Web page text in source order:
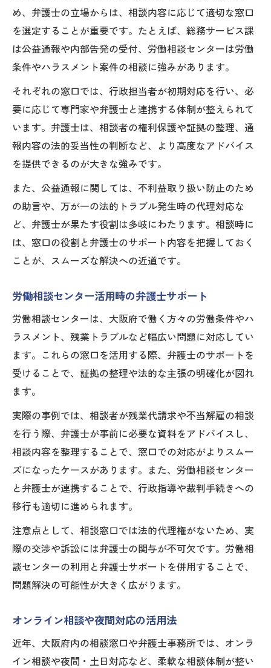
め、弁護士の立場からは、相談内容に応じて適切な窓口
を選定することが重要です。たとえば、総務サービス課
は公益通報や内部告発の受付、労働相談センターは労働
条件やハラスメント案件の相談に強みがあります。
それぞれの窓口では、行政担当者が初期対応を行い、必
要に応じて専門家や弁護士と連携する体制が整えられて
います。弁護士は、相談者の権利保護や証拠の整理、通
報内容の法的妥当性の判断など、より高度なアドバイス
を提供できるのが大きな強みです。
また、公益通報に関しては、不利益取り扱い防止のため
の助言や、万が一の法的トラブル発生時の代理対応な
ど、弁護士が果たす役割は多岐にわたります。相談時に
は、窓口の役割と弁護士のサポート内容を把握しておく
ことが、スムーズな解決への近道です。
労働相談センター活用時の弁護士サポート
労働相談センターは、大阪府で働く方々の労働条件やハ
ラスメント、残業トラブルなど幅広い問題に対応してい
ます。これらの窓口を活用する際、弁護士のサポートを
受けることで、証拠の整理や法的な主張の明確化が図れ
ます。
実際の事例では、相談者が残業代請求や不当解雇の相談
を行う際、弁護士が事前に必要な資料をアドバイスし、
相談内容を整理することで、窓口での対応がよりスムー
ズになったケースがあります。また、労働相談センター
と弁護士が連携することで、行政指導や裁判手続きへの
移行も適切に進められます。
注意点として、相談窓口では法的代理権がないため、実
際の交渉や訴訟には弁護士の関与が不可欠です。労働相
談センターの利用と弁護士サポートを併用することで、
問題解決の可能性が大きく広がります。
オンライン相談や夜間対応の活用法
近年、大阪府内の相談窓口や弁護士事務所では、オンラ
イン相談や夜間・土日対応など、柔軟な相談体制が整い